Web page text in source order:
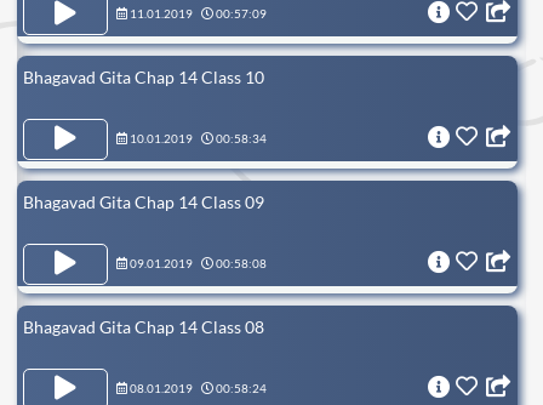
11.01.2019 00:57:09
Bhagavad Gita Chap 14 Class 10
10.01.2019 00:58:34
Bhagavad Gita Chap 14 Class 09
09.01.2019 00:58:08
Bhagavad Gita Chap 14 Class 08
08.01.2019 00:58:24